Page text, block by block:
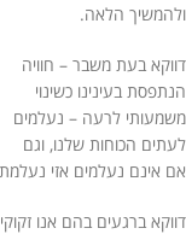
ולהמשיך הלאה.
דווקא בעת משבר – חוויה
הנתפסת בעינינו כשינוי
משמעותי לרעה – נעלמים
לעתים הכוחות שלנו, וגם
אם אינם נעלמים אזי
דווקא ברגעים בהם אנו